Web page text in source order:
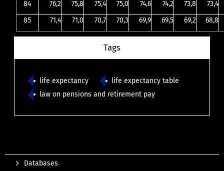
84 76,2 75,8 75,4 75,0 74,6 74,2 73,8
73,4
85
71,4 71,0 70,7 70,3 69,9 69,5 69,2 68,8
Tags
life expectancy
life expectancy table
law on pensions and retirement pay
Databases